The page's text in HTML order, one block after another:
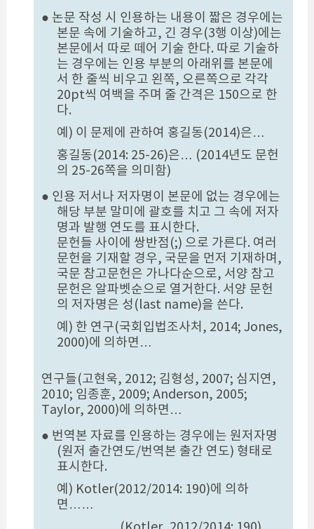
● 논문 작성 시 인용하는 내용이 짧은 경우에는
본문 속에 기술하고, 긴 경우(3행 이상)에는
본문에서 따로 떼어 기술 한다. 따로 기술하
는 경우에는 인용 부분의 아래위를 본문에
서 한 줄씩 비우고 왼쪽, 오른쪽으로 각각
20pt씩 여백을 주며 줄 간격은 150으로 한
다.
예) 이 문제에 관하여 홍길동(2014)은…
홍길동(2014: 25-26)은… (2014년도 문헌
의 25-26쪽을 의미함)
● 인용 저서나 저자명이 본문에 없는 경우에는
해당 부분 말미에 괄호를 치고 그 속에 저자
명과 발행 연도를 표시한다.
문헌들 사이에 쌍반점(;) 으로 가른다. 여러
문헌을 기재할 경우, 국문을 먼저 기재하며,
국문 참고문헌은 가나다순으로, 서양 참고
문헌은 알파벳순으로 열거한다. 서양 문헌
의 저자명은 성(last name)을 쓴다.
예) 한 연구(국회입법조사처, 2014; Jones,
2000)에 의하면…
연구들(고현욱, 2012; 김형성, 2007; 심지연,
2010; 임종훈, 2009; Anderson, 2005;
Taylor, 2000)에 의하면…
● 번역본 자료를 인용하는 경우에는 원저자명
(원저 출간연도/번역본 출간 연도) 형태로
표시한다.
예) Kotler(2012/2014: 190)에 의하
면……